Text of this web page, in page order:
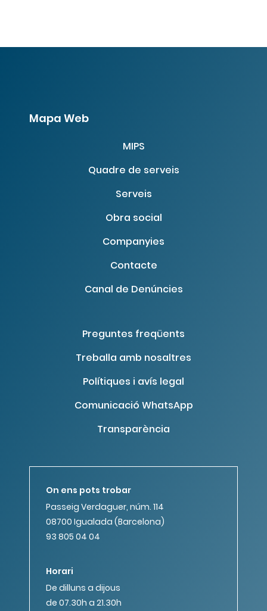
Mapa Web
MIPS
Quadre de serveis
Serveis
Obra social
Companyies
Contacte
Canal de Denúncies
Preguntes freqüents
Treballa amb nosaltres
Polítiques i avís legal
Comunicació WhatsApp
Transparència
On ens pots trobar
Passeig Verdaguer, núm. 114
08700 Igualada (Barcelona)
93 805 04 04
Horari
De dilluns a dijous
de 07.30h a 21.30h